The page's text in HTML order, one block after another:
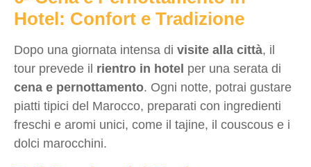
Hotel: Confort e Tradizione
Dopo una giornata intensa di visite alla città, il
tour prevede il rientro in hotel per una serata di
cena e pernottamento. Ogni notte, potrai gustare
piatti tipici del Marocco, preparati con ingredienti
freschi e aromi unici, come il tajine, il couscous e i
dolci marocchini.